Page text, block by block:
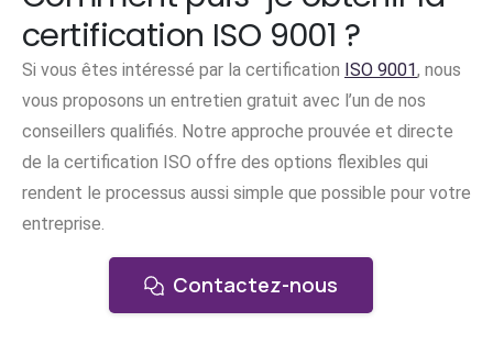
certification ISO 9001 ?
Si vous êtes intéressé par la certification ISO 9001, nous
vous proposons un entretien gratuit avec l’un de nos
conseillers qualifiés. Notre approche prouvée et directe
de la certification ISO offre des options flexibles qui
rendent le processus aussi simple que possible pour votre
entreprise.
Contactez-nous